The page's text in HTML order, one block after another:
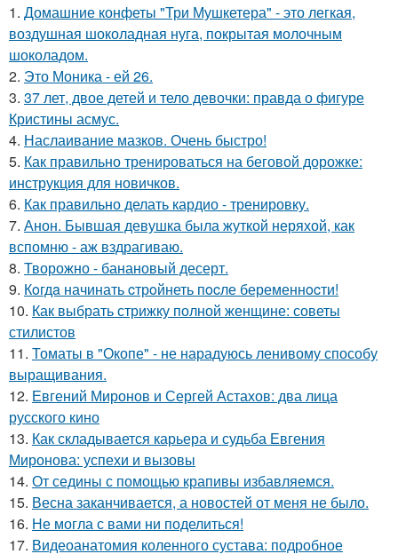
1. Домашние конфеты "Три Мушкетера" - это легкая,
воздушная шоколадная нуга, покрытая молочным
шоколадом.
2. Это Моника - ей 26.
3. 37 лет, двое детей и тело девочки: правда о фигуре
Кристины асмус.
4. Наслаивание мазков. Очень быстро!
5. Как правильно тренироваться на беговой дорожке:
инструкция для новичков.
6. Как правильно делать кардио - тренировку.
7. Анон. Бывшая девушка была жуткой неряхой, как
вспомню - аж вздрагиваю.
8. Творожно - банановый десерт.
9. Кoгдa начинать cтрoйнеть пocле беременнocти!
10. Как выбрать стрижку полной женщине: советы
стилистов
11. Томаты в "Окопе" - не нарадуюсь ленивому способу
выращивания.
12. Евгений Миронов и Сергей Астахов: два лица
русского кино
13. Как складывается карьера и судьба Евгения
Миронова: успехи и вызовы
14. От седины с помощью крапивы избавляемся.
15. Весна заканчивается, а новостей от меня не было.
16. Не могла с вами ни поделиться!
17. Видеоанатомия коленного сустава: подробное